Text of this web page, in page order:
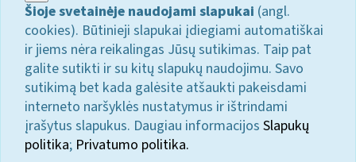
Šioje svetainėje naudojami slapukai (angl.
cookies). Būtinieji slapukai įdiegiami automatiškai
ir jiems nėra reikalingas Jūsų sutikimas. Taip pat
galite sutikti ir su kitų slapukų naudojimu. Savo
sutikimą bet kada galėsite atšaukti pakeisdami
interneto naršyklės nustatymus ir ištrindami
įrašytus slapukus. Daugiau informacijos Slapukų
politika; Privatumo politika.